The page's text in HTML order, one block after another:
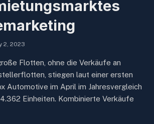
2, 2023
Flotten, ohne die Verkäufe an
stiegen laut einer ersten
Automotive im April im Jahresvergleich
Einheiten. Kombinierte Verkäufe